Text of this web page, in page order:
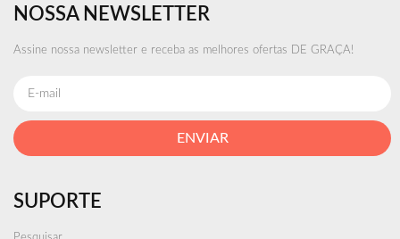
NOSSA NEWSLETTER
Assine nossa newsletter e receba as melhores ofertas DE GRAÇA!
ENVIAR
SUPORTE